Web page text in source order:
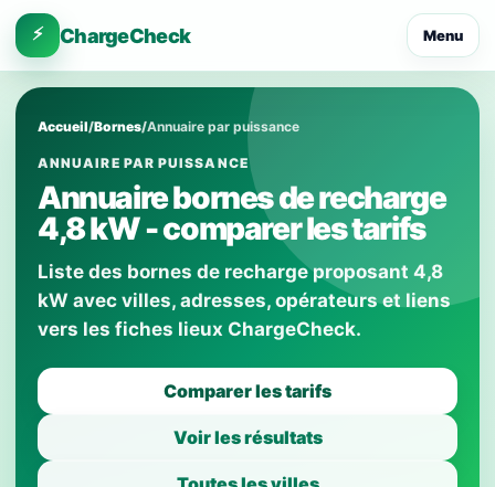
⚡ ChargeCheck Menu
Accueil/Bornes/Annuaire par puissance
ANNUAIRE PAR PUISSANCE
Annuaire bornes de recharge
4,8 kW - comparer les tarifs
Liste des bornes de recharge proposant 4,8
kW avec villes, adresses, opérateurs et liens
vers les fiches lieux ChargeCheck.
Comparer les tarifs
Voir les résultats